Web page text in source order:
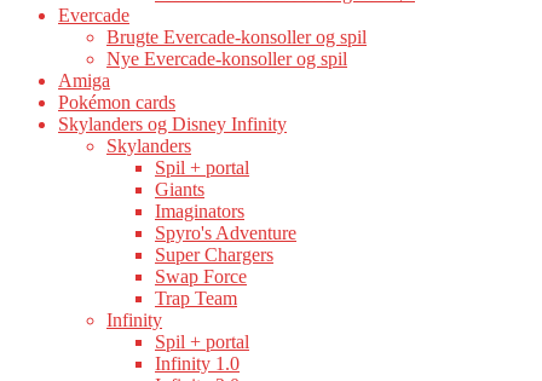
Evercade
Brugte Evercade-konsoller og spil
Nye Evercade-konsoller og spil
Amiga
Pokémon cards
Skylanders og Disney Infinity
Skylanders
Spil + portal
Giants
Imaginators
Spyro's Adventure
Super Chargers
Swap Force
Trap Team
Infinity
Spil + portal
Infinity 1.0